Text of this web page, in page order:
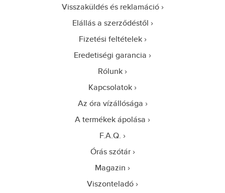
Visszaküldés és reklamáció
Elállás a szerződéstől
Fizetési feltételek
Eredetiségi garancia
Rólunk
Kapcsolatok
Az óra vízállósága
A termékek ápolása
F.A.Q.
Órás szótár
Magazin
Viszonteladó